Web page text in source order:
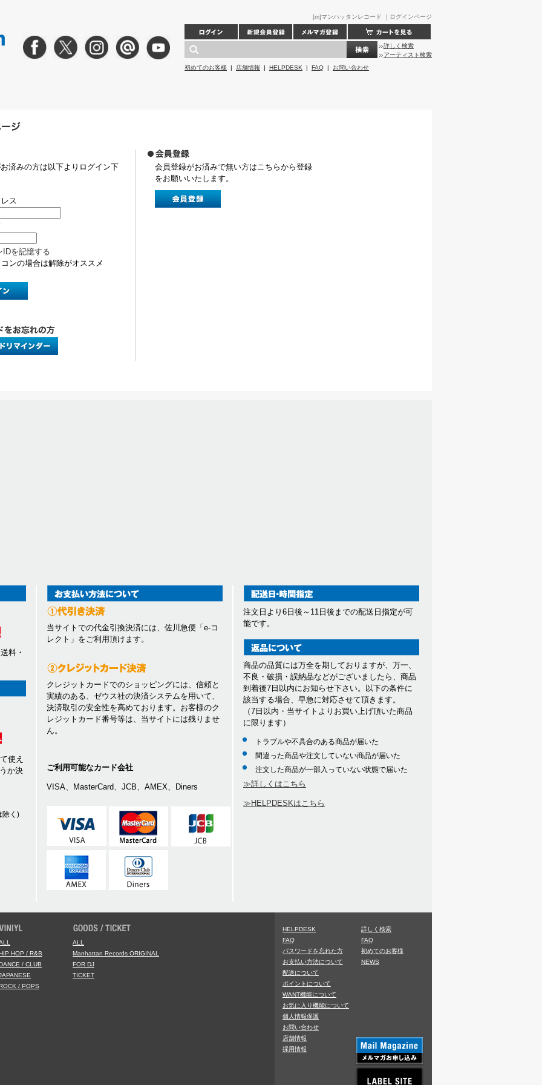
[m]マンハッタンレコード ｜ログインページ
詳しく検索
アーティスト検索
初めてのお客様 | 店舗情報 | HELPDESK | FAQ | お問い合わせ
済みの方は以下よりログイン下
ス
IDを記憶する
ンの場合は解除がオススメ
会員登録がお済みで無い方はこちらから登録
をお願いいたします。
料・
使え
か決
除く)
当サイトでの代金引換決済には、佐川急便「e-コ
レクト」をご利用頂けます。
クレジットカードでのショッピングには、信頼と
実績のある、ゼウス社の決済システムを用いて、
決済取引の安全性を高めております。お客様のク
レジットカード番号等は、当サイトには残りませ
ん。
ご利用可能なカード会社
VISA、MasterCard、JCB、AMEX、Diners
注文日より6日後～11日後までの配送日指定が可
能です。
商品の品質には万全を期しておりますが、万一、
不良・破損・誤納品などがございましたら、商品
到着後7日以内にお知らせ下さい。以下の条件に
該当する場合、早急に対応させて頂きます。
（7日以内・当サイトよりお買い上げ頂いた商品
に限ります）
トラブルや不具合のある商品が届いた
間違った商品や注文していない商品が届いた
注文した商品が一部入っていない状態で届いた
≫詳しくはこちら
≫HELPDESKはこちら
HOP / R&B
/ CLUB
/ POPS
ALL
Manhattan Records ORIGINAL
FOR DJ
TICKET
HELPDESK
FAQ
パスワードを忘れた方
お支払い方法について
配送について
ポイントについて
WANT機能について
お気に入り機能について
個人情報保護
お問い合わせ
店舗情報
採用情報
詳しく検索
FAQ
初めてのお客様
NEWS